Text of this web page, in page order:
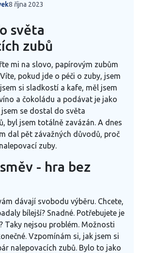
8 října 2023
světa
zubů
mi na slovo, papírovým zubům
pokud jde o péči o zuby, jsem
si sladkostí a kafe, měl jsem
a čokoládu a podávat je jako
jsem se dostal do světa
byl jsem totálně zavázán. A dnes
dal pět závažných důvodů, proč
zuby.
- hra bez
dávají svobodu výběru. Chcete,
bílejší? Snadné. Potřebujete je
Taky nejsou problém. Možnosti
Vzpomínám si, jak jsem si
nalepovacích zubů. Bylo to jako